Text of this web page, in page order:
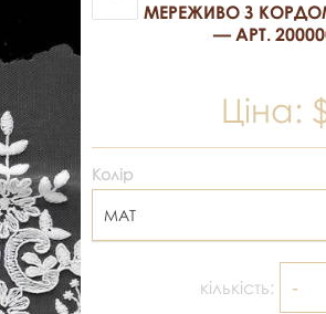
МЕРЕЖИВО З
— АРТ.
Ціна:
Колір
MAT
кількість: